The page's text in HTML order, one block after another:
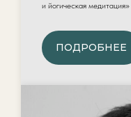
и йогическая медитация»
ПОДРОБНЕЕ